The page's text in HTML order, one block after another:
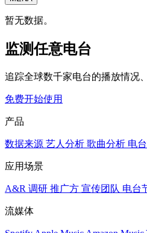
暂无数据。
监测任意电台
追踪全球数千家电台的播放情况
免费开始使用
产品
数据来源 艺人分析 歌曲分析 电
应用场景
A&R 调研 推广方 宣传团队 电台
流媒体